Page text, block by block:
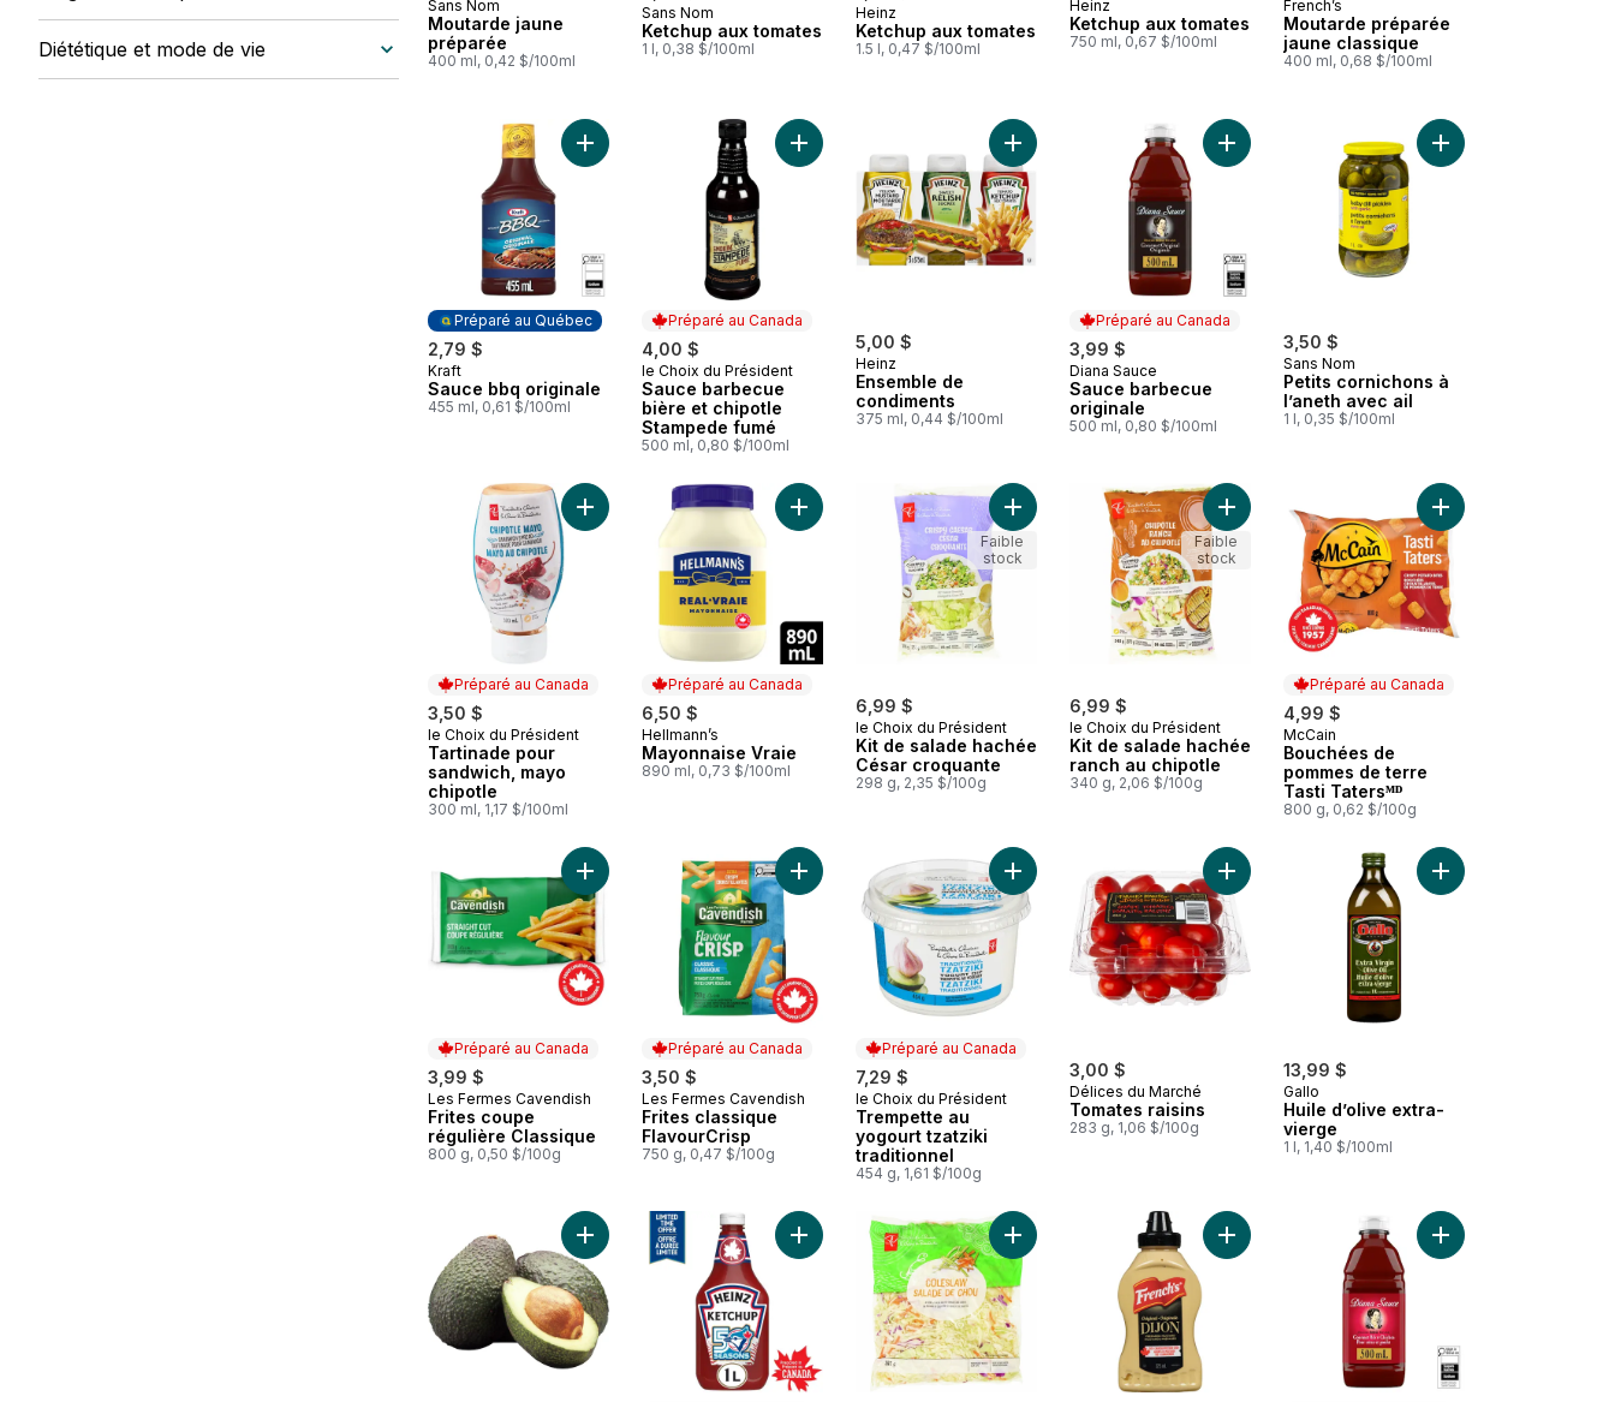
Diététique et mode de vie
Sans Nom
Moutarde jaune
préparée
400 ml, 0,42 $/100ml
Préparé au Canada
Sans Nom
Ketchup aux tomates
1 l, 0,38 $/100ml
Préparé au Canada
Heinz
Ketchup aux tomates
1.5 l, 0,47 $/100ml
Heinz
Ketchup aux tomates
750 ml, 0,67 $/100ml
French’s
Moutarde préparée
jaune classique
400 ml, 0,68 $/100ml
Préparé au Québec
2,79 $
Préparé au Québec
Kraft
Sauce bbq originale
455 ml, 0,61 $/100ml
Ajouter Sauce bbq originale au panier
Préparé au Canada
4,00 $
Préparé au Canada
le Choix du Président
Sauce barbecue
bière et chipotle
Stampede fumé
500 ml, 0,80 $/100ml
Ajouter Sauce barbecue bière et chipotle Stampede fumé au panier
5,00 $
Heinz
Ensemble de
condiments
375 ml, 0,44 $/100ml
Ajouter Ensemble de condiments au panier
Préparé au Canada
3,99 $
Préparé au Canada
Diana Sauce
Sauce barbecue
originale
500 ml, 0,80 $/100ml
Ajouter Sauce barbecue originale au panier
3,50 $
Sans Nom
Petits cornichons à
l’aneth avec ail
1 l, 0,35 $/100ml
Ajouter Petits
Préparé au Canada
3,50 $
Préparé au Canada
le Choix du Président
Tartinade pour
sandwich, mayo
chipotle
300 ml, 1,17 $/100ml
Ajouter Tartinade pour sandwich, mayo chipotle au panier
Préparé au Canada
6,50 $
Préparé au Canada
Hellmann’s
Mayonnaise Vraie
890 ml, 0,73 $/100ml
Ajouter Mayonnaise Vraie au panier
6,99 $
le Choix du Président
Kit de salade hachée
César croquante
298 g, 2,35 $/100g
Ajouter Kit de salade hachée César croquante au panier
Faible
stock
6,99 $
le Choix du Président
Kit de salade hachée
ranch au chipotle
340 g, 2,06 $/100g
Ajouter Kit de salade hachée ranch au chipotle
Faible
stock
Préparé au Canada
4,99 $
Préparé au Canada
McCain
Bouchées de
pommes de terre
Tasti Tatersᴹᴰ
800 g, 0,62 $/100g
Ajouter Bouchées de
Préparé au Canada
3,99 $
Préparé au Canada
Les Fermes Cavendish
Frites coupe
régulière Classique
800 g, 0,50 $/100g
Ajouter Frites coupe régulière Classique au panier
Préparé au Canada
3,50 $
Préparé au Canada
Les Fermes Cavendish
Frites classique
FlavourCrisp
750 g, 0,47 $/100g
Ajouter Frites classique FlavourCrisp au panier
Préparé au Canada
7,29 $
Préparé au Canada
le Choix du Président
Trempette au
yogourt tzatziki
traditionnel
454 g, 1,61 $/100g
Ajouter Trempette au yogourt tzatziki traditionnel au panier
3,00 $
Délices du Marché
Tomates raisins
283 g, 1,06 $/100g
Ajouter Tomates raisins au panier
13,99 $
Gallo
Huile d’olive extra-
vierge
1 l, 1,40 $/100ml
Ajouter Huile d’olive
Ajouter Avocats au panier Ajouter Ketchup aux tomates au panierAjouter Salade de chou au panierAjouter Moutarde Préparée Originale Dijon au
Ajouter Sauce